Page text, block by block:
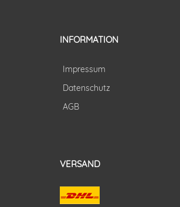
INFORMATION
Impressum
Datenschutz
AGB
VERSAND